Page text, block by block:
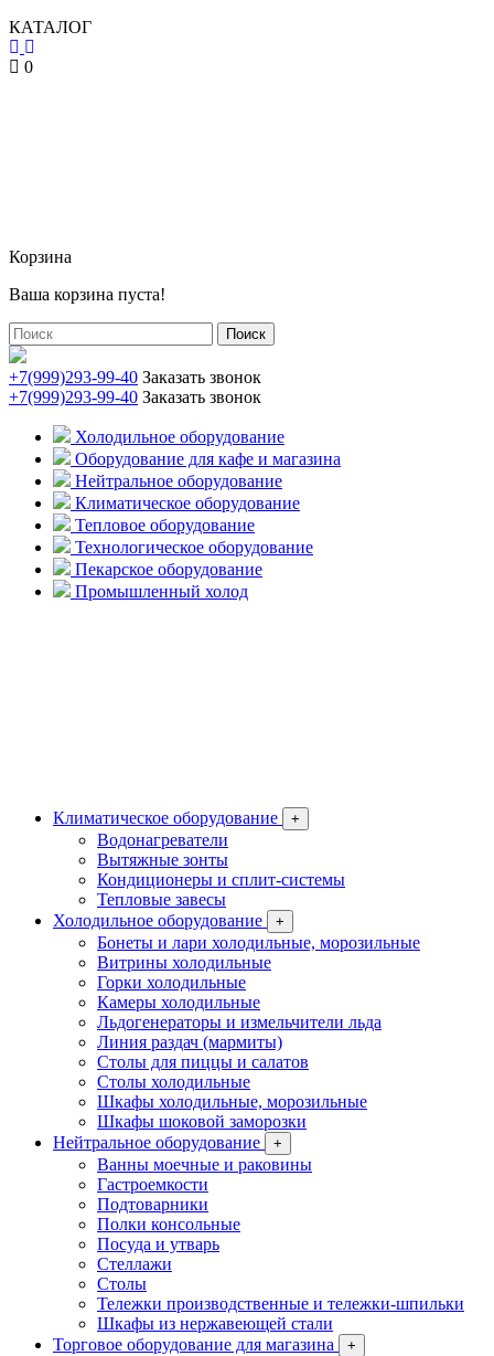
КАТАЛОГ
0
Корзина
Ваша корзина пуста!
Поиск
+7(999)293-99-40 Заказать звонок
+7(999)293-99-40 Заказать звонок
Холодильное оборудование
Оборудование для кафе и магазина
Нейтральное оборудование
Климатическое оборудование
Тепловое оборудование
Технологическое оборудование
Пекарское оборудование
Промышленный холод
Климатическое оборудование +
Водонагреватели
Вытяжные зонты
Кондиционеры и сплит-системы
Тепловые завесы
Холодильное оборудование
+
Бонеты и лари холодильные, морозильные
Витрины холодильные
Горки холодильные
Камеры холодильные
Льдогенераторы и измельчители льда
Линия раздач (мармиты)
Столы для пиццы и салатов
Столы холодильные
Шкафы холодильные, морозильные
Шкафы шоковой заморозки
Нейтральное оборудование
+
Ванны моечные и раковины
Гастроемкости
Подтоварники
Полки консольные
Посуда и утварь
Стеллажи
Столы
Тележки производственные и тележки-шпильки
Шкафы из нержавеющей стали
Торговое оборудование для магазина
+